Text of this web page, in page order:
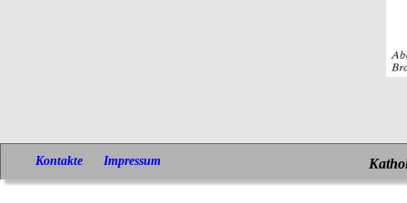
Kontakte Impressum